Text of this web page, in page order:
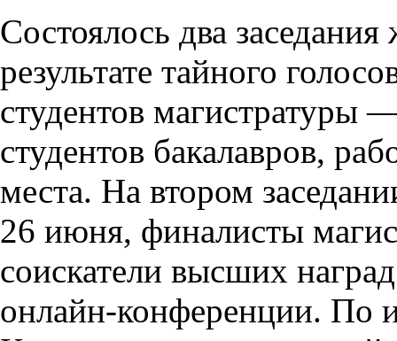
Состоялось два
результате тайного
студентов магистратуры
студентов бакалавров,
места. На втором
26 июня, финалисты
соискатели высших
онлайн-конференции. По